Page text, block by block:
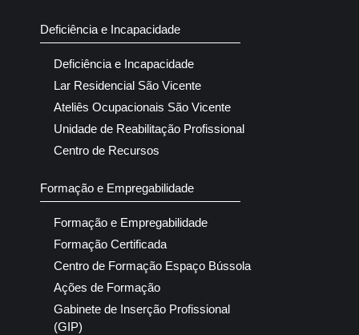
Deficiência e Incapacidade
Deficiência e Incapacidade
Lar Residencial São Vicente
Ateliês Ocupacionais São Vicente
Unidade de Reabilitação Profissional
Centro de Recursos
Formação e Empregabilidade
Formação e Empregabilidade
Formação Certificada
Centro de Formação Espaço Bússola
Ações de Formação
Gabinete de Inserção Profissional
(GIP)